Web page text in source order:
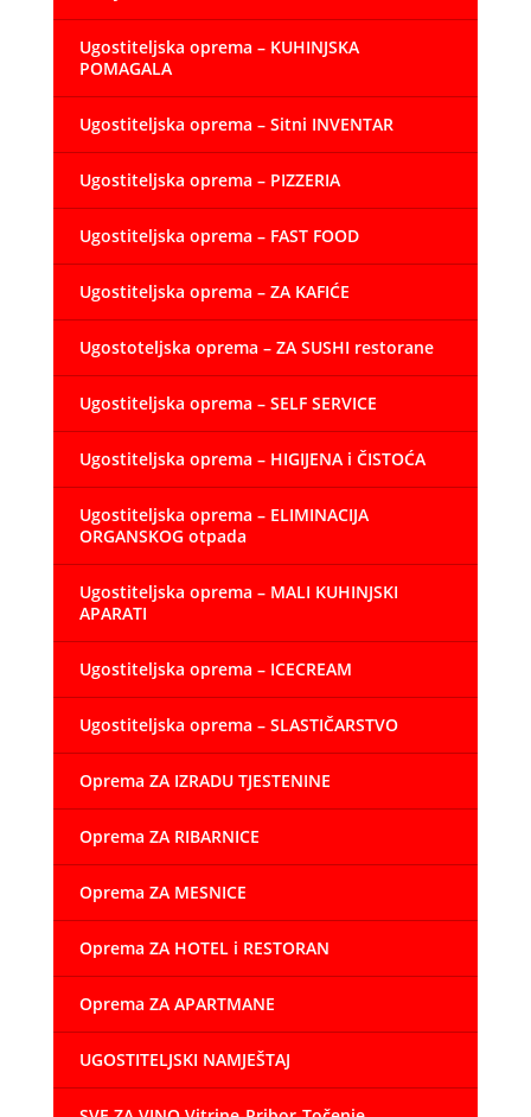
Ugostiteljska oprema – KUHINJSKA
POMAGALA
Ugostiteljska oprema – Sitni INVENTAR
Ugostiteljska oprema – PIZZERIA
Ugostiteljska oprema – FAST FOOD
Ugostiteljska oprema – ZA KAFIĆE
Ugostoteljska oprema – ZA SUSHI restorane
Ugostiteljska oprema – SELF SERVICE
Ugostiteljska oprema – HIGIJENA i ČISTOĆA
Ugostiteljska oprema – ELIMINACIJA
ORGANSKOG otpada
Ugostiteljska oprema – MALI KUHINJSKI
APARATI
Ugostiteljska oprema – ICECREAM
Ugostiteljska oprema – SLASTIČARSTVO
Oprema ZA IZRADU TJESTENINE
Oprema ZA RIBARNICE
Oprema ZA MESNICE
Oprema ZA HOTEL i RESTORAN
Oprema ZA APARTMANE
UGOSTITELJSKI NAMJEŠTAJ